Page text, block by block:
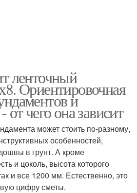
ленточный
Ориентировочная
и
от чего она зависит
может стоить по-разному,
особенностей,
в грунт. А кроме
и цоколь, высота которого
и все 1200 мм. Естественно, это
цифру сметы.